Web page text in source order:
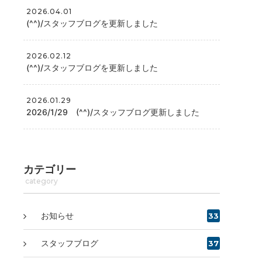
2026.04.01
(^^)/スタッフブログを更新しました
2026.02.12
(^^)/スタッフブログを更新しました
2026.01.29
2026/1/29 (^^)/スタッフブログ更新しました
カテゴリー
category
お知らせ 33
スタッフブログ 37